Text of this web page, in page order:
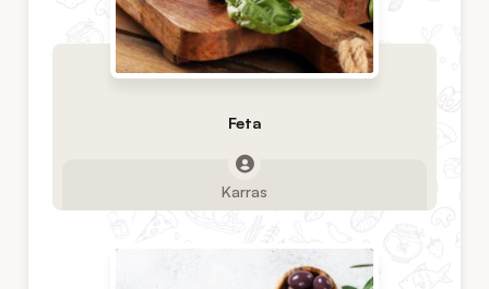
Feta
Karras